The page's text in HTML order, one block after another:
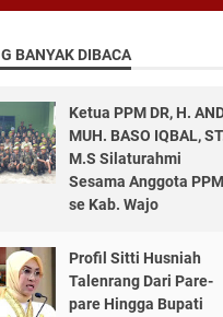
BANYAK DIBACA
Ketua PPM DR, H.
MUH. BASO IQBAL,
M.S Silaturahmi
Sesama Anggota PPM
se Kab. Wajo
Profil Sitti Husniah
Talenrang Dari Pare-
pare Hingga Bupati